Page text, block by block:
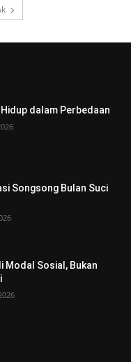
dalam Perbedaan
Songsong Bulan Suci
Modal Sosial, Bukan